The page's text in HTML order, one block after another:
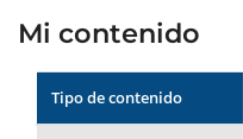
Mi contenido
Tipo de contenido